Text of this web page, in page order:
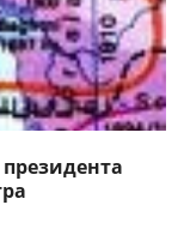
президента